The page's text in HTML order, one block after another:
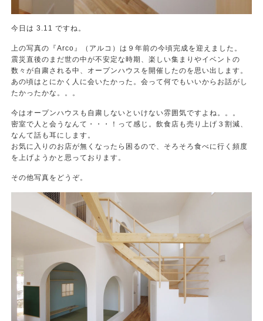
今日は 3.11 ですね。
上の写真の『Arco』（アルコ）は９年前の今頃完成を迎えました。
震災直後のまだ世の中が不安定な時期、楽しい集まりやイベントの
数々が自粛される中、オープンハウスを開催したのを思い出します。
あの頃はとにかく人に会いたかった。会って何でもいいからお話がし
たかったかな。。。
今はオープンハウスも自粛しないといけない雰囲気ですよね。。。
密室で人と会うなんて・・・！って感じ。飲食店も売り上げ３割減、
なんて話も耳にします。
お気に入りのお店が無くなったら困るので、そろそろ食べに行く頻度
を上げようかと思っております。
その他写真をどうぞ。